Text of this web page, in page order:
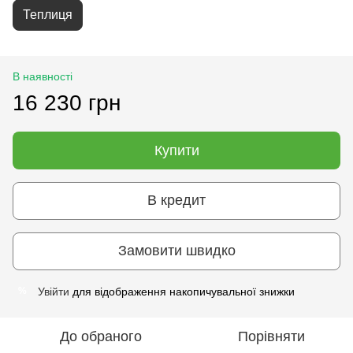
Теплиця
В наявності
16 230 грн
Купити
В кредит
Замовити швидко
Увійти для відображення накопичувальної знижки
До обраного Порівняти